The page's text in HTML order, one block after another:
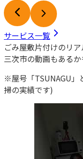
サービス一覧
ごみ屋敷片付けのリア
三次市の動画もあるか
※屋号「TSUNAGU」
掃の実績です)